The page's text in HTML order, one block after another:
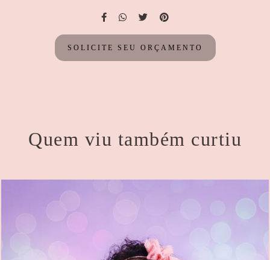
SOLICITE SEU ORÇAMENTO
Quem viu também curtiu